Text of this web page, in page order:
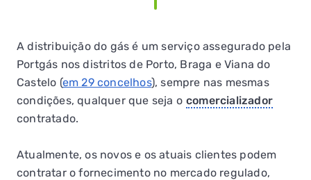
A distribuição do gás é um serviço assegurado pela
Portgás nos distritos de Porto, Braga e Viana do
Castelo (em 29 concelhos), sempre nas mesmas
condições, qualquer que seja o comercializador
contratado.
Atualmente, os novos e os atuais clientes podem
contratar o fornecimento no mercado regulado,